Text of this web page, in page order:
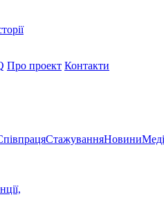
Про проект Контакти
СтажуванняНовини